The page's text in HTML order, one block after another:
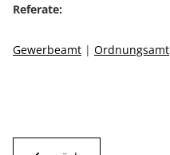
Referate:
Gewerbeamt | Ordnungsamt